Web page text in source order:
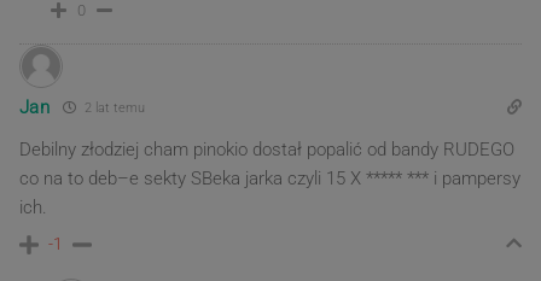
0
Jan 2 lat temu
Debilny złodziej cham pinokio dostał popalić od bandy RUDEGO
co na to deb–e sekty SBeka jarka czyli 15 X ***** *** i pampersy
ich.
-1